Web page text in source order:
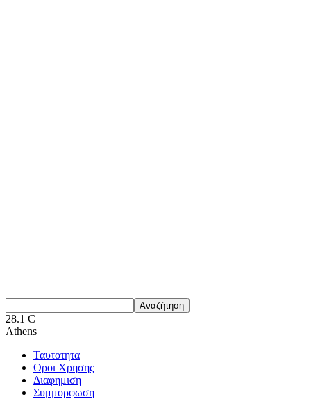
28.1 C
Athens
Ταυτοτητα
Οροι Χρησης
Διαφημιση
Συμμορφωση